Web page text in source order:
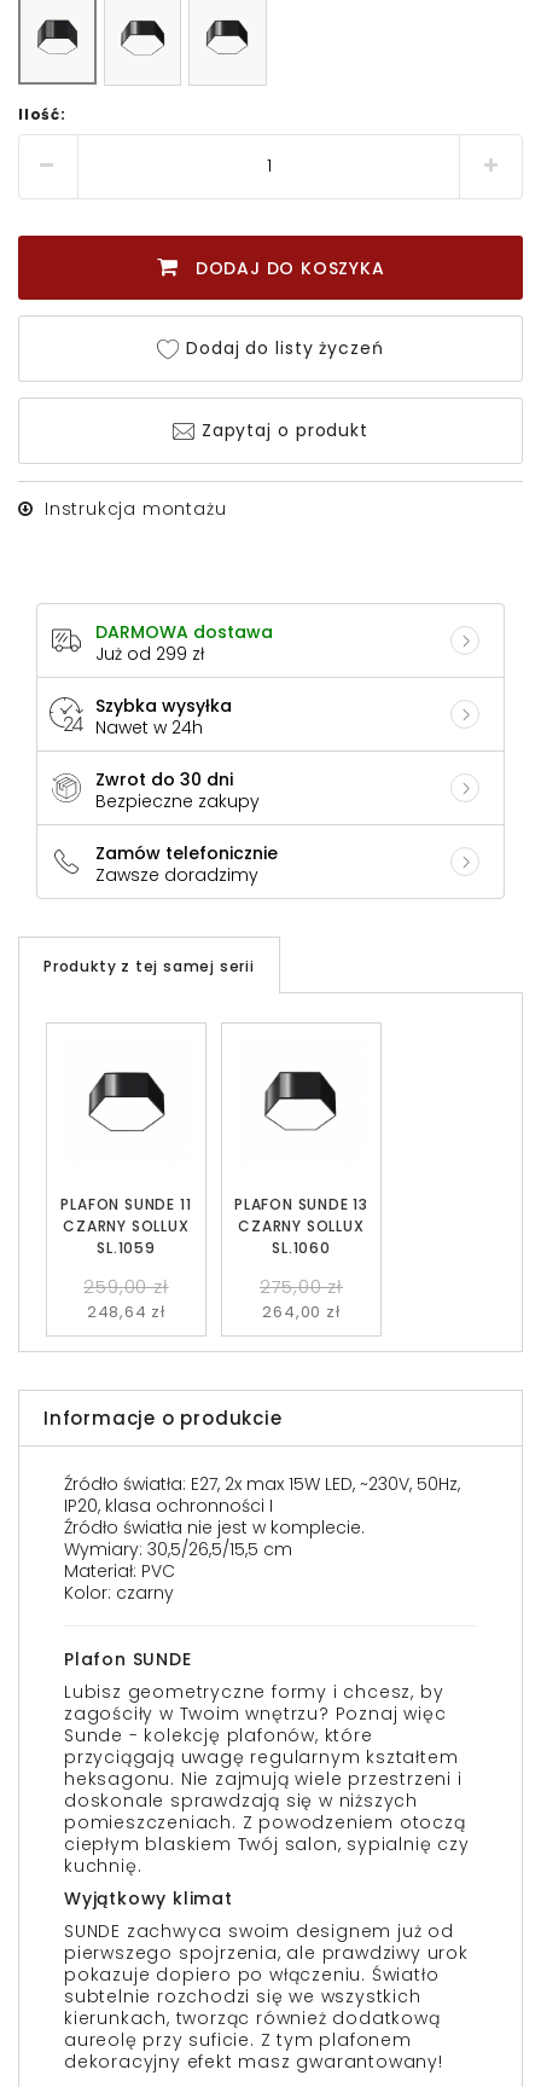
Ilość:
DODAJ DO KOSZYKA
Dodaj do listy życzeń
Zapytaj o produkt
Instrukcja montażu
DARMOWA dostawa
Już od 299 zł
Szybka wysyłka
Nawet w 24h
Zwrot do 30 dni
Bezpieczne zakupy
Zamów telefonicznie
Zawsze doradzimy
Produkty z tej samej serii
PLAFON SUNDE 11
CZARNY SOLLUX
SL.1059
259,00 zł
248,64 zł
PLAFON SUNDE 13
CZARNY SOLLUX
SL.1060
275,00 zł
264,00 zł
Informacje o produkcie
Źródło światła: E27, 2x max 15W LED, ~230V, 50Hz,
IP20, klasa ochronności I
Źródło światła nie jest w komplecie.
Wymiary: 30,5/26,5/15,5 cm
Materiał: PVC
Kolor: czarny
Plafon SUNDE
Lubisz geometryczne formy i chcesz, by
zagościły w Twoim wnętrzu? Poznaj więc
Sunde - kolekcję plafonów, które
przyciągają uwagę regularnym kształtem
heksagonu. Nie zajmują wiele przestrzeni i
doskonale sprawdzają się w niższych
pomieszczeniach. Z powodzeniem otoczą
ciepłym blaskiem Twój salon, sypialnię czy
kuchnię.
Wyjątkowy klimat
SUNDE zachwyca swoim designem już od
pierwszego spojrzenia, ale prawdziwy urok
pokazuje dopiero po włączeniu. Światło
subtelnie rozchodzi się we wszystkich
kierunkach, tworząc również dodatkową
aureolę przy suficie. Z tym plafonem
dekoracyjny efekt masz gwarantowany!